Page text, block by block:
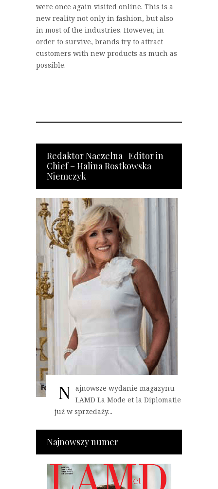
were once again visited online. This is a
new reality not only in fashion, but also
in most of the industries. However, in
order to survive, brands try to attract
customers with new products as much as
possible.
Redaktor Naczelna Editor in
Chief – Halina Rostkowska
Niemczyk
N ajnowsze wydanie magazynu
LAMD La Mode et la Diplomatie
już w sprzedaży...
Najnowszy numer